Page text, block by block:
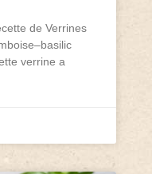
de Verrines
verrine a